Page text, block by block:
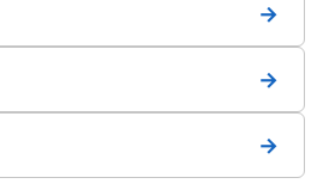
→
→
→